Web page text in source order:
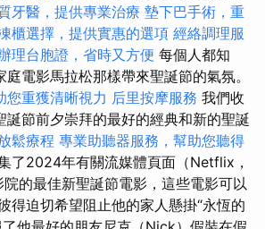
牙醫，提供專業治療 墊下巴手術，重
櫃選擇，提供實惠的選項 經絡調理服
理台胞證，省時又方便 每個人都知
電影馬拉松那樣帶來聖誕節的氣氛。
您重獲清晰視力 后里按摩服務 我們收
誕節前夕崇拜的最好的經典和新的聖誕
鬆療程 專業助聽器服務，幫助您聽得
了2024年有關流媒體頁面（Netflix，
的最佳新聖誕節電影，這些電影可以
得迫切希望阻止他的家人懸掛“永恆的